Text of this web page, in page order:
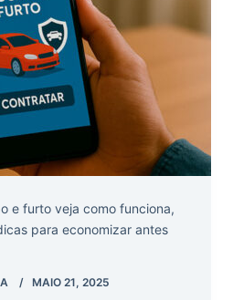
e furto veja como funciona,
para economizar antes
MAIO 21, 2025